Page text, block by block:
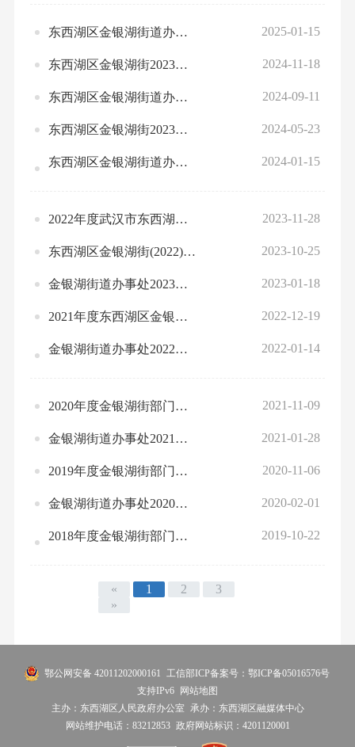
东西湖区金银湖街道办事处2025 年部门预算公开 2025-01-15
东西湖区金银湖街2023年度部门决算公开 2024-11-18
东西湖区金银湖街道办事处2024年1-7月绩效运行监控情况统计表 2024-09-11
东西湖区金银湖街2023年度部门整体、项目绩效自评情况 2024-05-23
东西湖区金银湖街道办事处2024 年部门预算公开 2024-01-15
2022年度武汉市东西湖区金银湖街部门决算公开 2023-11-28
东西湖区金银湖街(2022)预算绩效评价结果应用情况统计表 2023-10-25
金银湖街道办事处2023年部门预算公开 2023-01-18
2021年度东西湖区金银湖街部门决算公开 2022-12-19
金银湖街道办事处2022年部门预算公开 2022-01-14
2020年度金银湖街部门决算 2021-11-09
金银湖街道办事处2021年部门预算公开 2021-01-28
2019年度金银湖街部门决算 2020-11-06
金银湖街道办事处2020年部门预算公开 2020-02-01
2018年度金银湖街部门决算 2019-10-22
« 1 2
3
»
鄂公网安备 42011202000161
工信部ICP备案号：鄂ICP备05016576号
支持IPv6 网站地图
主办：东西湖区人民政府办公室
承办：东西湖区融媒体中心
网站维护电话：83212853 政府网站标识：4201120001